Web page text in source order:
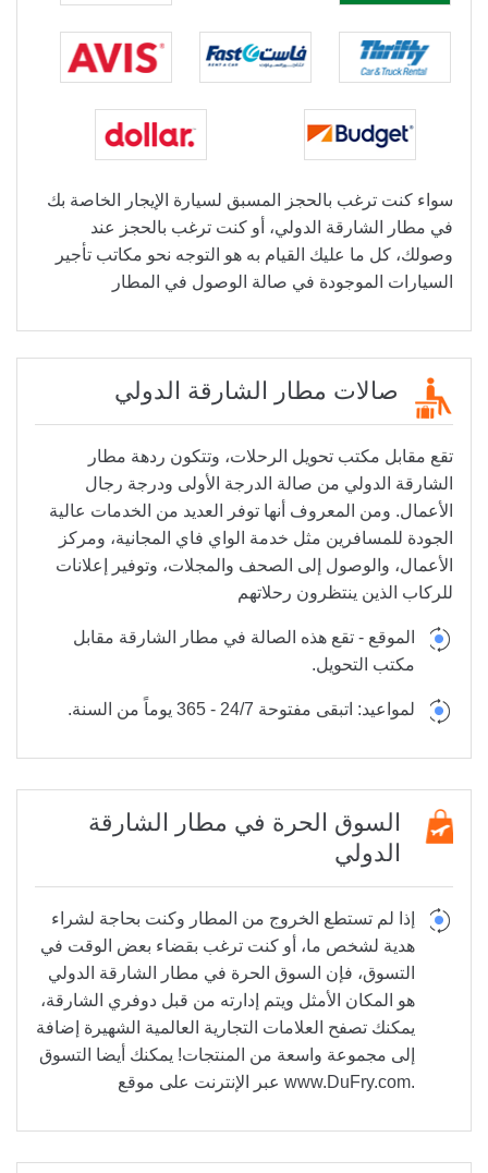
سواء كنت ترغب بالحجز المسبق لسيارة الإيجار الخاصة بك
في مطار الشارقة الدولي، أو كنت ترغب بالحجز عند
وصولك، كل ما عليك القيام به هو التوجه نحو مكاتب تأجير
السيارات الموجودة في صالة الوصول في المطار
صالات مطار الشارقة الدولي
تقع مقابل مكتب تحويل الرحلات، وتتكون ردهة مطار
الشارقة الدولي من صالة الدرجة الأولى ودرجة رجال
الأعمال. ومن المعروف أنها توفر العديد من الخدمات عالية
الجودة للمسافرين مثل خدمة الواي فاي المجانية، ومركز
الأعمال، والوصول إلى الصحف والمجلات، وتوفير إعلانات
للركاب الذين ينتظرون رحلاتهم
الموقع - تقع هذه الصالة في مطار الشارقة مقابل
مكتب التحويل.
لمواعيد: اتبقى مفتوحة 24/7 - 365 يوماً من السنة.
السوق الحرة في مطار الشارقة
الدولي
إذا لم تستطع الخروج من المطار وكنت بحاجة لشراء
هدية لشخص ما، أو كنت ترغب بقضاء بعض الوقت في
التسوق، فإن السوق الحرة في مطار الشارقة الدولي
هو المكان الأمثل ويتم إدارته من قبل دوفري الشارقة،
يمكنك تصفح العلامات التجارية العالمية الشهيرة إضافة
إلى مجموعة واسعة من المنتجات! يمكنك أيضا التسوق
.www.DuFry.com عبر الإنترنت على موقع